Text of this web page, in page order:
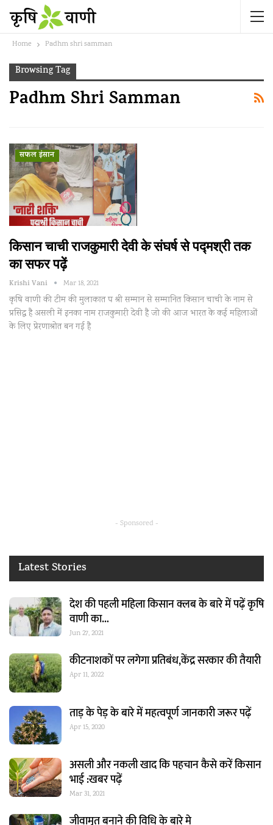
Home Padhm shri samman
Browsing Tag
Padhm Shri Samman
सफल इंसान
किसान चाची राजकुमारी देवी के संघर्ष से पद्मश्री तक
का सफर पढ़ें
Krishi Vani Mar 18, 2021
कृषि वाणी की टीम की मुलाकात पद्म श्री सम्मान से सम्मानित किसान चाची के नाम से
प्रसिद्ध है असली में इनका नाम राजकुमारी देवी है जो की आज भारत के कई महिलाओं
के लिए प्रेरणाश्रोत बन गई है
- Sponsored -
Latest Stories
देश की पहली महिला किसान क्लब के बारे में पढ़ें कृषि
वाणी का…
Jun 27, 2021
कीटनाशकों पर लगेगा प्रतिबंध,केंद्र सरकार की तैयारी
Apr 11, 2022
ताड़ के पेड़ के बारे में महत्वपूर्ण जानकारी जरूर पढ़ें
Apr 15, 2020
असली और नकली खाद कि पहचान कैसे करें किसान
भाई :खबर पढ़ें
Mar 31, 2021